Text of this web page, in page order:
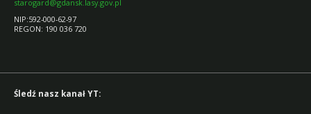
starogard@gdansk.lasy.gov.pl
NIP:592-000-62-97
REGON: 190 036 720
Śledź nasz kanał YT: